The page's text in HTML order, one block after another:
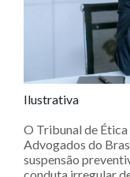
Ilustrativa
O Tribunal de
Advogados do
suspensão